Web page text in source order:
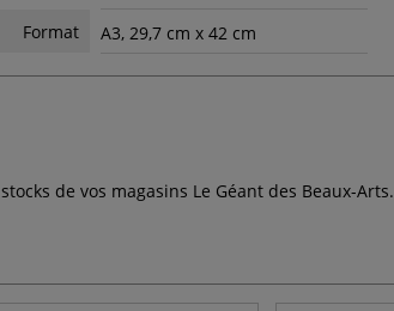
Format A3, 29,7 cm x 42 cm
de vos magasins Le Géant des Beaux-Arts.